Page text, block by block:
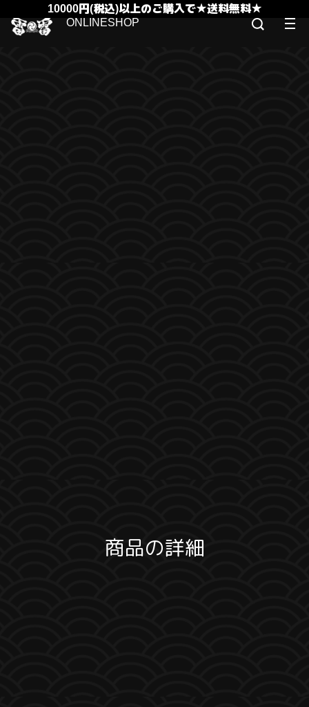
10000円(税込)以上のご購入で★送料無料★
商品の詳細
ONLINESHOP